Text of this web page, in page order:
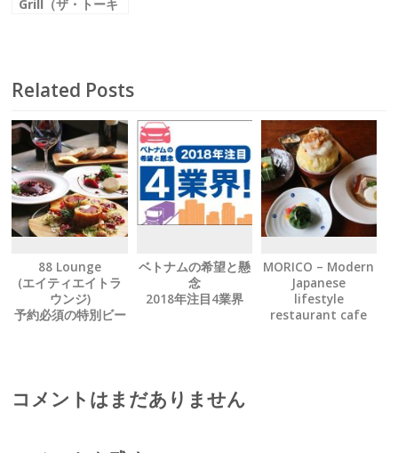
Grill（ザ・トーキ
供
本クオリティを
Related Posts
88 Lounge
(エイティエイトラ
ウンジ)
予約必須の特別ビー
ベトナムの希望と懸
念
2018年注目4業界
MORICO – Modern
Japanese
lifestyle
restaurant cafe
コメントはまだありません